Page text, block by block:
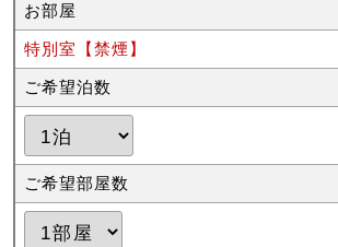
お部屋
特別室【禁煙】
ご希望泊数
ご希望部屋数